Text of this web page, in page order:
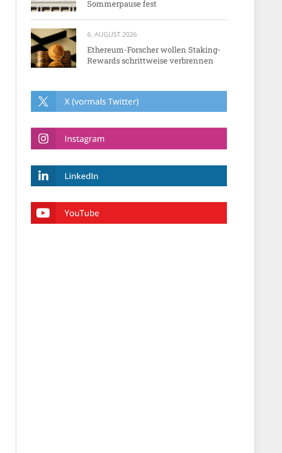
Sommerpause fest
6. AUGUST 2026
Ethereum-Forscher wollen Staking-
Rewards schrittweise verbrennen